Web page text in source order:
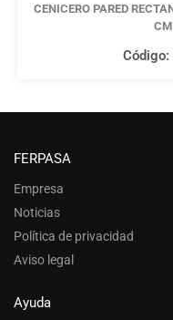
CENICERO PARED
CM
Código:
FERPASA
Empresa
Noticias
Política de privacidad
Aviso legal
Ayuda